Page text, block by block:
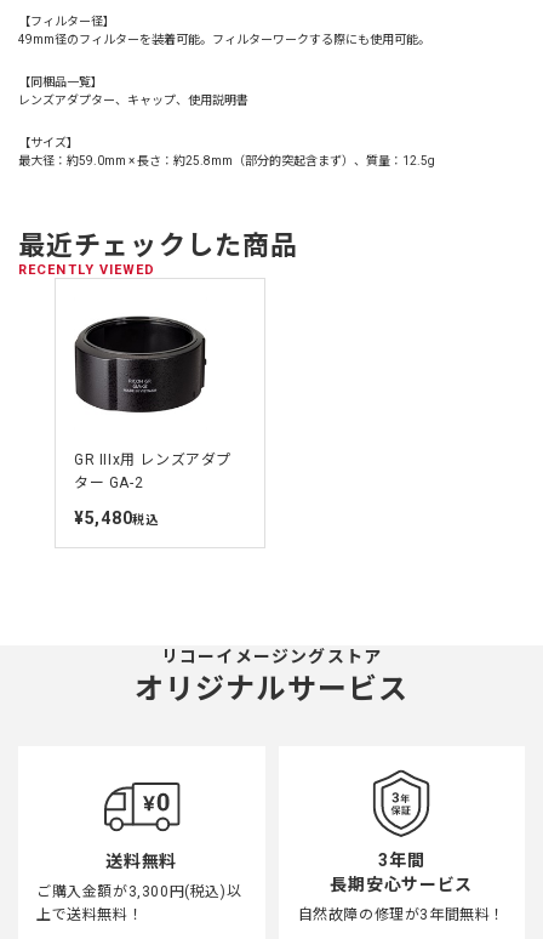
【フィルター径】
49mm径のフィルターを装着可能。フィルターワークする際にも使用可能。
【同梱品一覧】
レンズアダプター、キャップ、使用説明書
【サイズ】
最大径：約59.0mm × 長さ：約25.8mm（部分的突起含まず）、質量：12.5g
最近チェックした商品
RECENTLY VIEWED
GR IIIx用 レンズアダプ
ター GA-2
定
¥5,480税込
リコーイメージングストア
オリジナルサービス
送料無料
ご購入金額が3,300円(税込)以
上で送料無料！
3年間
長期安心サービス
自然故障の修理が3年間無料！